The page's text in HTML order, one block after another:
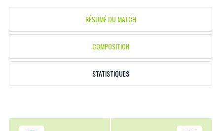
RÉSUMÉ DU MATCH
COMPOSITION
STATISTIQUES